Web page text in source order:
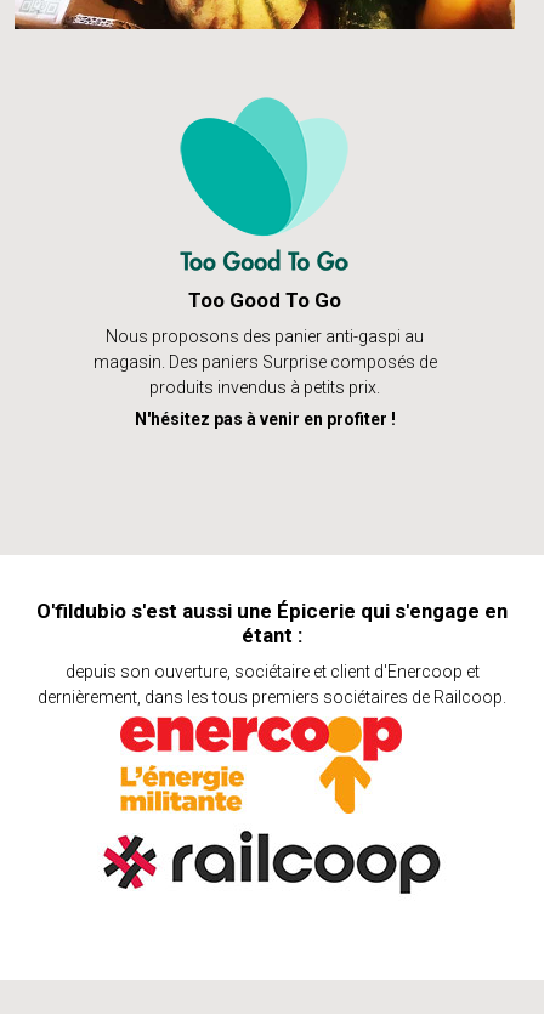
Too Good To Go
Nous proposons des panier anti-gaspi au
magasin. Des paniers Surprise composés de
produits invendus à petits prix.
N'hésitez pas à venir en profiter !
O'fildubio s'est aussi une Épicerie qui s'engage en
étant :
depuis son ouverture, sociétaire et client d'Enercoop et
dernièrement, dans les tous premiers sociétaires de Railcoop.